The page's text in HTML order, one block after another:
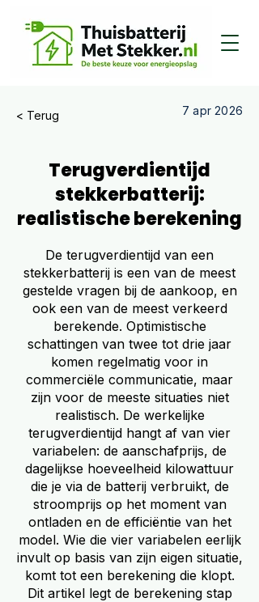
< Terug 7 apr 2026
Terugverdientijd
stekkerbatterij:
realistische berekening
De terugverdientijd van een
stekkerbatterij is een van de meest
gestelde vragen bij de aankoop, en
ook een van de meest verkeerd
berekende. Optimistische
schattingen van twee tot drie jaar
komen regelmatig voor in
commerciële communicatie, maar
zijn voor de meeste situaties niet
realistisch. De werkelijke
terugverdientijd hangt af van vier
variabelen: de aanschafprijs, de
dagelijkse hoeveelheid kilowattuur
die je via de batterij verbruikt, de
stroomprijs op het moment van
ontladen en de efficiëntie van het
model. Wie die vier variabelen eerlijk
invult op basis van zijn eigen situatie,
komt tot een berekening die klopt.
Dit artikel legt de berekening stap